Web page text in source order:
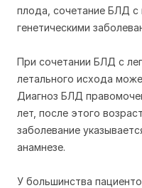
плода, сочетание БЛД с
генетическими
При сочетании БЛД с
летального исхода
Диагноз БЛД
лет, после этого
заболевание
анамнезе.
У большинства